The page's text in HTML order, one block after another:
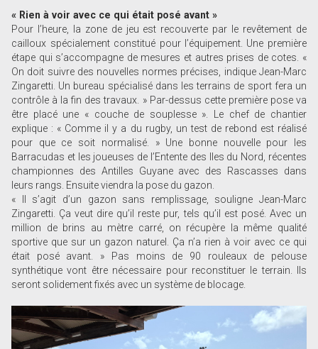
« Rien à voir avec ce qui était posé avant »
Pour l’heure, la zone de jeu est recouverte par le revêtement de
cailloux spécialement constitué pour l’équipement. Une première
étape qui s’accompagne de mesures et autres prises de cotes. «
On doit suivre des nouvelles normes précises, indique Jean-Marc
Zingaretti. Un bureau spécialisé dans les terrains de sport fera un
contrôle à la fin des travaux. » Par-dessus cette première pose va
être placé une « couche de souplesse ». Le chef de chantier
explique : « Comme il y a du rugby, un test de rebond est réalisé
pour que ce soit normalisé. » Une bonne nouvelle pour les
Barracudas et les joueuses de l’Entente des Iles du Nord, récentes
championnes des Antilles Guyane avec des Rascasses dans
leurs rangs. Ensuite viendra la pose du gazon.
« Il s’agit d’un gazon sans remplissage, souligne Jean-Marc
Zingaretti. Ça veut dire qu’il reste pur, tels qu’il est posé. Avec un
million de brins au mètre carré, on récupère la même qualité
sportive que sur un gazon naturel. Ça n’a rien à voir avec ce qui
était posé avant. » Pas moins de 90 rouleaux de pelouse
synthétique vont être nécessaire pour reconstituer le terrain. Ils
seront solidement fixés avec un système de blocage.